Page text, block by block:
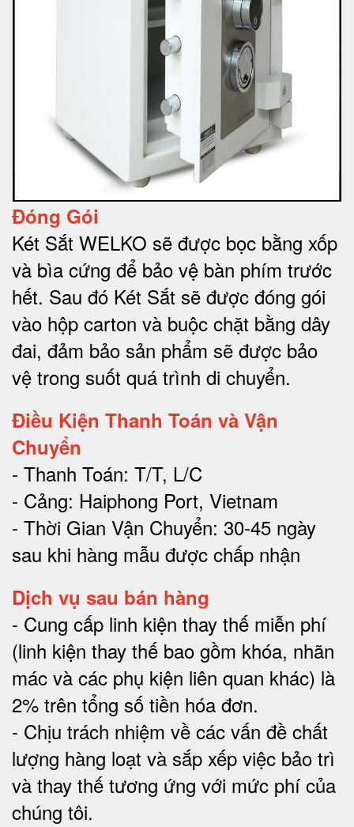
Đóng Gói
Két Sắt WELKO sẽ được bọc bằng xốp
và bìa cứng để bảo vệ bàn phím trước
hết. Sau đó Két Sắt sẽ được đóng gói
vào hộp carton và buộc chặt bằng dây
đai, đảm bảo sản phẩm sẽ được bảo
vệ trong suốt quá trình di chuyển.
Điều Kiện Thanh Toán và Vận
Chuyển
- Thanh Toán: T/T, L/C
- Cảng: Haiphong Port, Vietnam
- Thời Gian Vận Chuyển: 30-45 ngày
sau khi hàng mẫu được chấp nhận
Dịch vụ sau bán hàng
- Cung cấp linh kiện thay thế miễn phí
(linh kiện thay thế bao gồm khóa, nhãn
mác và các phụ kiện liên quan khác) là
2% trên tổng số tiền hóa đơn.
- Chịu trách nhiệm về các vấn đề chất
lượng hàng loạt và sắp xếp việc bảo trì
và thay thế tương ứng với mức phí của
chúng tôi.